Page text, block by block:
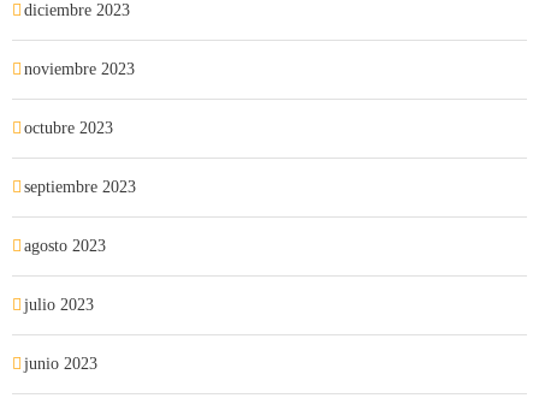
diciembre 2023
noviembre 2023
octubre 2023
septiembre 2023
agosto 2023
julio 2023
junio 2023